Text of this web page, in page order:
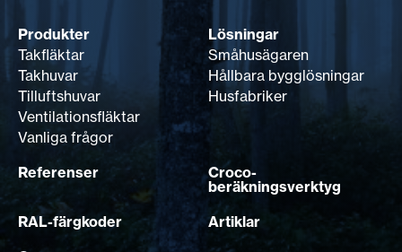
Produkter
Takfläktar
Takhuvar
Tilluftshuvar
Ventilationsfläktar
Vanliga frågor
Lösningar
Småhusägaren
Hållbara bygglösningar
Husfabriker
Referenser
Croco-
beräkningsverktyg
RAL-färgkoder
Artiklar